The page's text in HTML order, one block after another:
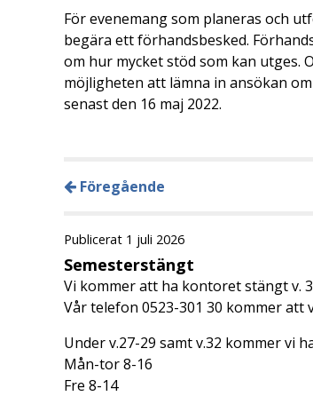
För evenemang som planeras och
begära ett förhandsbesked.
om hur mycket stöd som kan utges.
möjligheten att lämna in ansökan
senast den 16 maj 2022.
Föregående
Publicerat 1 juli 2026
Semesterstängt
Vi kommer att ha kontoret stängt v.
Vår telefon 0523-301 30 kommer att
Under v.27-29 samt v.32 kommer vi
Mån-tor 8-16
Fre 8-14